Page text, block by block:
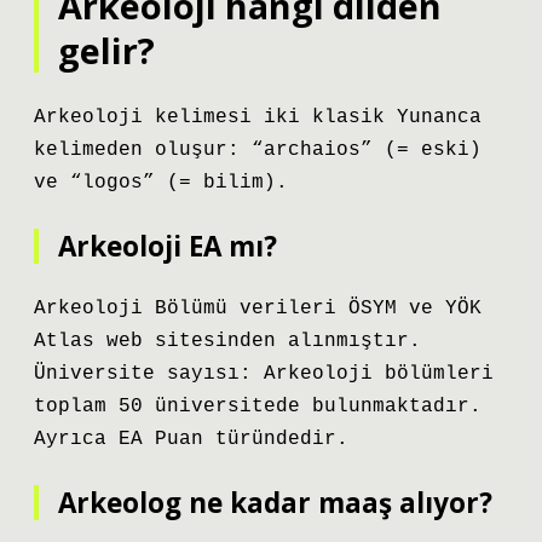
gelir?
Arkeoloji kelimesi iki klasik Yunanca
kelimeden oluşur: “archaios” (= eski)
ve “logos” (= bilim).
Arkeoloji EA mı?
Arkeoloji Bölümü verileri ÖSYM ve YÖK
Atlas web sitesinden alınmıştır.
Üniversite sayısı: Arkeoloji bölümleri
toplam 50 üniversitede bulunmaktadır.
Ayrıca EA Puan türündedir.
Arkeolog ne kadar maaş alıyor?